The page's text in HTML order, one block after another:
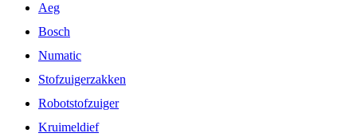
Aeg
Bosch
Numatic
Stofzuigerzakken
Robotstofzuiger
Kruimeldief